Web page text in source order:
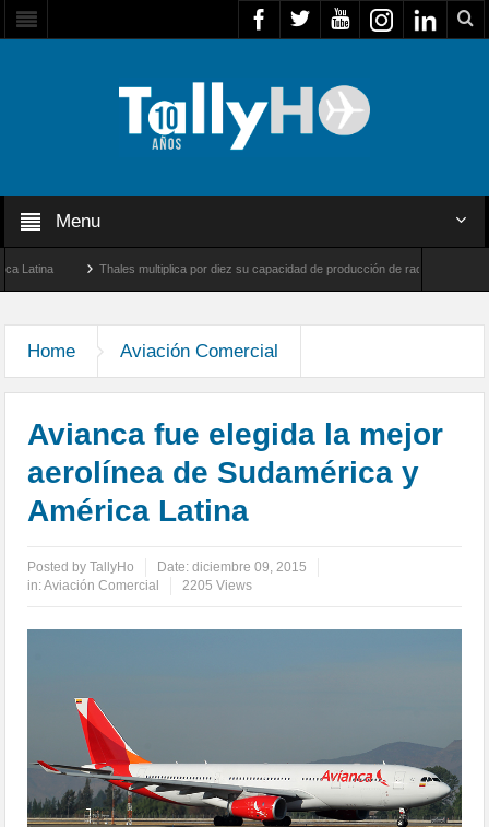
Menu
Thales multiplica por diez su capacidad de producción de radares en Brasil
Home Aviación Comercial
Avianca fue elegida la mejor
aerolínea de Sudamérica y
América Latina
Posted byTallyHo Date:diciembre 09, 2015
in:Aviación Comercial 2205 Views